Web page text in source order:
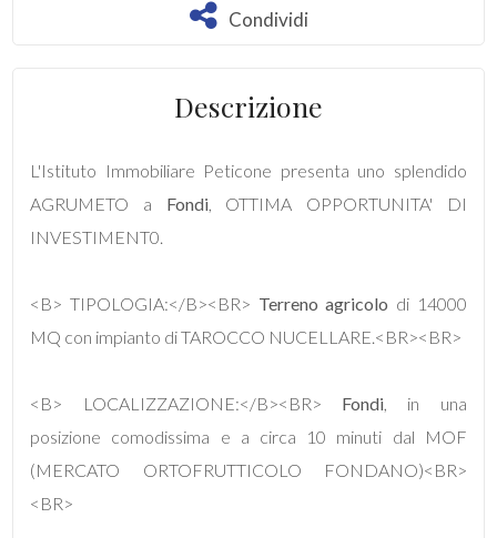
Condividi
Condividi
Descrizione
L'Istituto Immobiliare Peticone presenta uno splendido
AGRUMETO a Fondi, OTTIMA OPPORTUNITA' DI
INVESTIMENT0.
<B> TIPOLOGIA:</B><BR> Terreno agricolo di 14000
MQ con impianto di TAROCCO NUCELLARE.<BR><BR>
<B> LOCALIZZAZIONE:</B><BR> Fondi, in una
posizione comodissima e a circa 10 minuti dal MOF
(MERCATO ORTOFRUTTICOLO FONDANO)<BR>
<BR>
mq
Locali